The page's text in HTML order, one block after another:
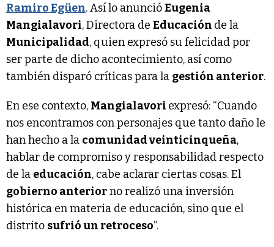
Ramiro Egüen. Así lo anuncióEugenia
Mangialavori, Directora de Educación de la
Municipalidad, quien expresó su felicidad por
ser parte de dicho acontecimiento, así como
también disparó críticas para la gestión anterior.
En ese contexto, Mangialavori expresó: “Cuando
nos encontramos con personajes que tanto daño le
han hecho a la comunidad veinticinqueña,
hablar de compromiso y responsabilidad respecto
de la educación, cabe aclarar ciertas cosas. El
gobierno anteriorno realizó una inversión
histórica en materia de educación, sino que el
distrito sufrió un retroceso”.